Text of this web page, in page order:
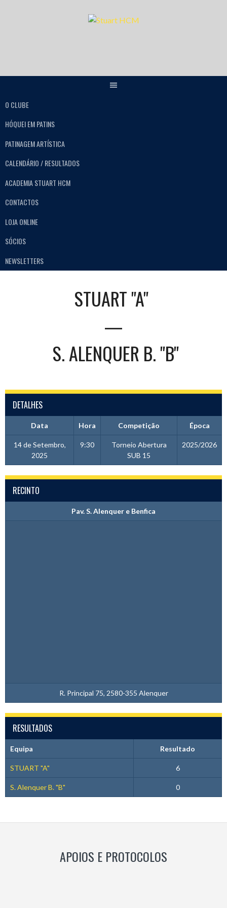
O CLUBE
HÓQUEI EM PATINS
PATINAGEM ARTÍSTICA
CALENDÁRIO / RESULTADOS
ACADEMIA STUART HCM
CONTACTOS
LOJA ONLINE
SÓCIOS
NEWSLETTERS
STUART "A"
—
S. ALENQUER B. "B"
DETALHES
Data Hora Competição Época
14 de Setembro,
2025
9:30
Torneio Abertura
SUB 15
2025/2026
RECINTO
Pav. S. Alenquer e Benfica
R. Principal 75, 2580-355 Alenquer
RESULTADOS
Equipa Resultado
STUART "A" 6
S. Alenquer B. "B" 0
APOIOS E PROTOCOLOS